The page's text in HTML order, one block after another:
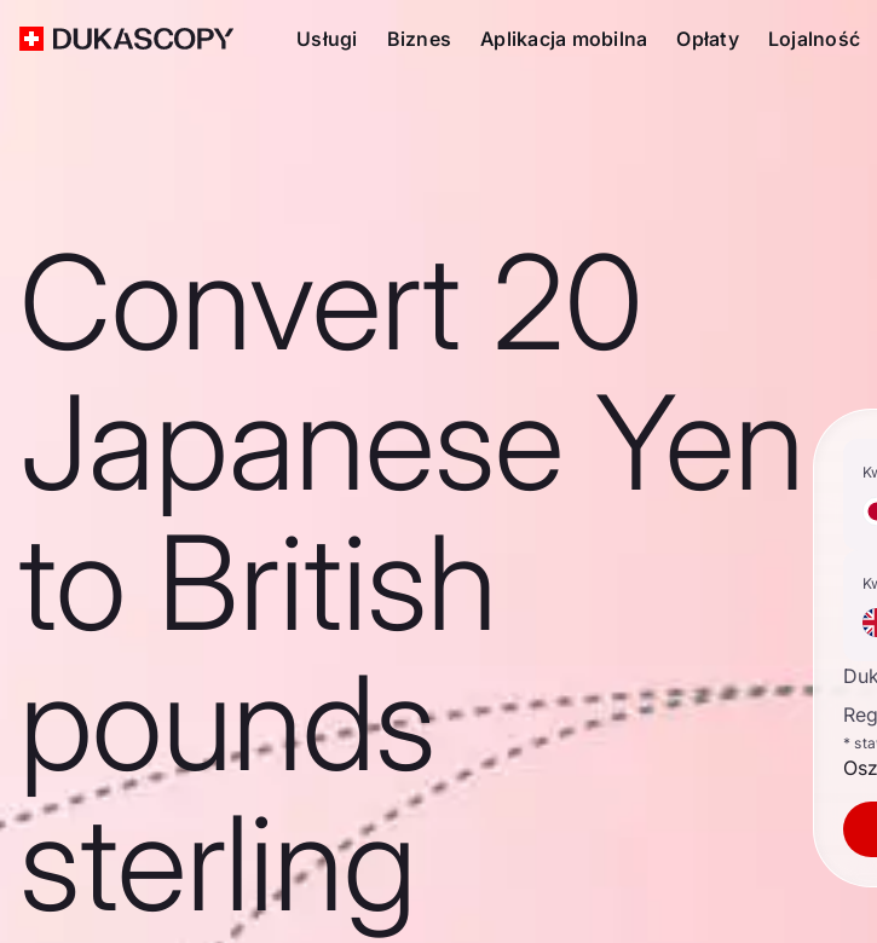
Usługi Biznes Aplikacja mobilna Opłaty Lojalność
Convert 20
Japanese Yen
to British
pounds
sterling
*